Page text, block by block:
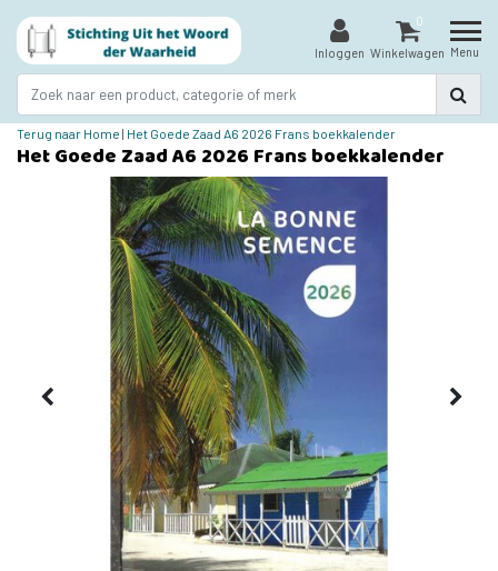
Inloggen
0
Winkelwagen Menu
Terug naar Home | Het Goede Zaad A6 2026 Frans boekkalender
Het Goede Zaad A6 2026 Frans boekkalender